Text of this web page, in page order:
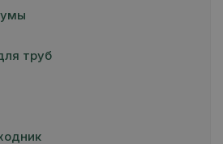
труб